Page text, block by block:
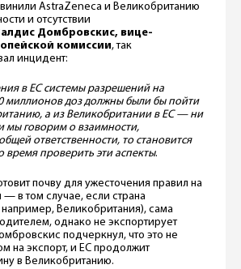
AstraZeneca и Великобританию
и отсутствии
Домбровскис, вице-
комиссии, так
инцидент:
в ЕС системы разрешений на
миллионов доз должны были бы пойти
а из Великобритании в ЕС — ни
мы говорим о взаимности,
ответственности, то становится
время проверить эти аспекты.
почву для ужесточения правил на
— в том случае, если страна
например, Великобритания), сама
однако не экспортирует
подчеркнул, что это не
на экспорт, и ЕС продолжит
в Великобританию.